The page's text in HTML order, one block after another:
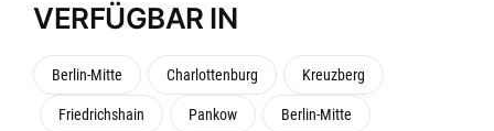
VERFÜGBAR IN
Berlin-Mitte Charlottenburg Kreuzberg
Friedrichshain Pankow Berlin-Mitte